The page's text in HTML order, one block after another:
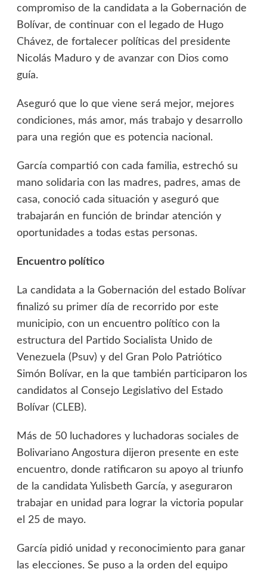
compromiso de la candidata a la Gobernación de
Bolívar, de continuar con el legado de Hugo
Chávez, de fortalecer políticas del presidente
Nicolás Maduro y de avanzar con Dios como
guía.
Aseguró que lo que viene será mejor, mejores
condiciones, más amor, más trabajo y desarrollo
para una región que es potencia nacional.
García compartió con cada familia, estrechó su
mano solidaria con las madres, padres, amas de
casa, conoció cada situación y aseguró que
trabajarán en función de brindar atención y
oportunidades a todas estas personas.
Encuentro político
La candidata a la Gobernación del estado Bolívar
finalizó su primer día de recorrido por este
municipio, con un encuentro político con la
estructura del Partido Socialista Unido de
Venezuela (Psuv) y del Gran Polo Patriótico
Simón Bolívar, en la que también participaron los
candidatos al Consejo Legislativo del Estado
Bolívar (CLEB).
Más de 50 luchadores y luchadoras sociales de
Bolivariano Angostura dijeron presente en este
encuentro, donde ratificaron su apoyo al triunfo
de la candidata Yulisbeth García, y aseguraron
trabajar en unidad para lograr la victoria popular
el 25 de mayo.
García pidió unidad y reconocimiento para ganar
las elecciones. Se puso a la orden del equipo